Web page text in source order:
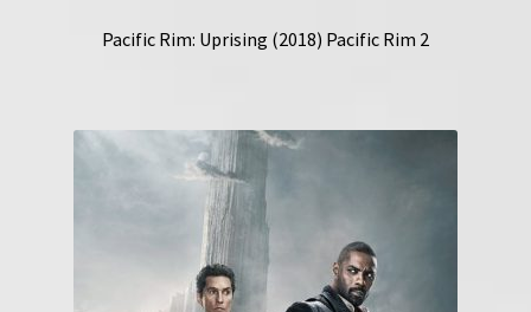
Pacific Rim: Uprising (2018) Pacific Rim 2